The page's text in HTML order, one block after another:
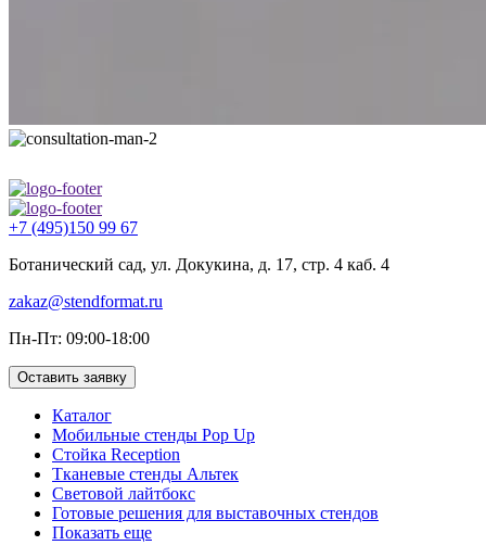
+7 (495)150 99 67
Ботанический сад, ул. Докукина, д. 17, стр. 4 каб. 4
zakaz@stendformat.ru
Пн-Пт: 09:00-18:00
Оставить заявку
Каталог
Мобильные стенды Pop Up
Стойка Reception
Тканевые стенды Альтек
Световой лайтбокс
Готовые решения для выставочных стендов
Показать еще